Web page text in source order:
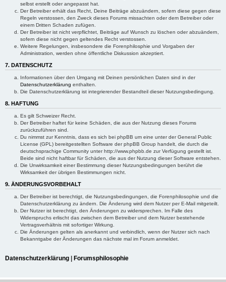
selbst erstellt oder angepasst hat.
Der Betreiber erhält das Recht, Deine Beiträge abzuändern, sofern diese gegen diese
Regeln verstossen, den Zweck dieses Forums missachten oder dem Betreiber oder
einem Dritten Schaden zufügen.
Der Betreiber ist nicht verpflichtet, Beiträge auf Wunsch zu löschen oder abzuändern,
sofern diese nicht gegen geltendes Recht verstossen.
Weitere Regelungen, insbesondere die Forenphilosphie und Vorgaben der
Administration, werden ohne öffentliche Diskussion akzeptiert.
7. DATENSCHUTZ
Informationen über den Umgang mit Deinen persönlichen Daten sind in der
Datenschutzerklärung enthalten.
Die Datenschutzerklärung ist integrierender Bestandteil dieser Nutzungsbedingung.
8. HAFTUNG
Es gilt Schweizer Recht.
Der Betreiber haftet für keine Schäden, die aus der Nutzung dieses Forums
zurückzuführen sind.
Du nimmst zur Kenntnis, dass es sich bei phpBB um eine unter der General Public
License (GPL) bereitgestellten Software der phpBB Group handelt, die durch die
deutschsprachige Community unter http://www.phpbb.de zur Verfügung gestellt ist.
Beide sind nicht haftbar für Schäden, die aus der Nutzung dieser Software entstehen.
Die Unwirksamkeit einer Bestimmung dieser Nutzungsbedingungen berührt die
Wirksamkeit der übrigen Bestimmungen nicht.
9. ÄNDERUNGSVORBEHALT
Der Betreiber ist berechtigt, die Nutzungsbedingungen, die Forenphilosophie und die
Datenschutzerklärung zu ändern. Die Änderung wird dem Nutzer per E-Mail mitgeteilt.
Der Nutzer ist berechtigt, den Änderungen zu widersprechen. Im Falle des
Widerspruchs erlischt das zwischen dem Betreiber und dem Nutzer bestehende
Vertragsverhältnis mit sofortiger Wirkung.
Die Änderungen gelten als anerkannt und verbindlich, wenn der Nutzer sich nach
Bekanntgabe der Änderungen das nächste mal im Forum anmeldet.
Datenschutzerklärung Forumsphilosophie